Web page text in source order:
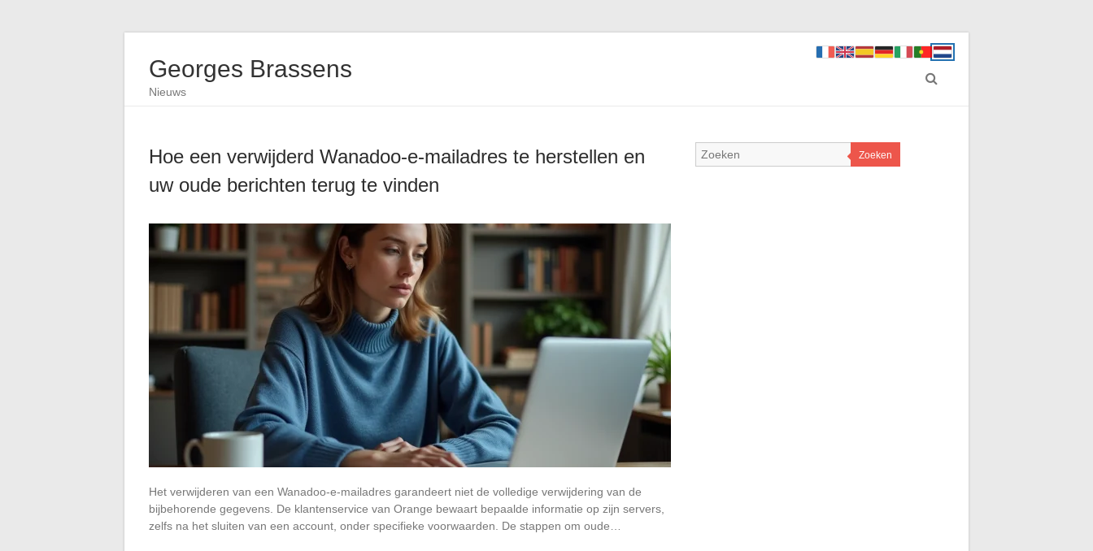
Georges Brassens
Nieuws
Hoe een verwijderd Wanadoo-e-mailadres te herstellen en
uw oude berichten terug te vinden
Het verwijderen van een Wanadoo-e-mailadres garandeert niet de volledige verwijdering van de
bijbehorende gegevens. De klantenservice van Orange bewaart bepaalde informatie op zijn servers,
zelfs na het sluiten van een account, onder specifieke voorwaarden. De stappen om oude…
Zoeken